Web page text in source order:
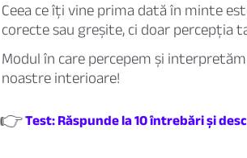
Ceea ce îți vine prima dată în minte
corecte sau greșite, ci doar percepția
Modul în care percepem și
noastre interioare!
👉Test: Răspunde la 10 întrebări și